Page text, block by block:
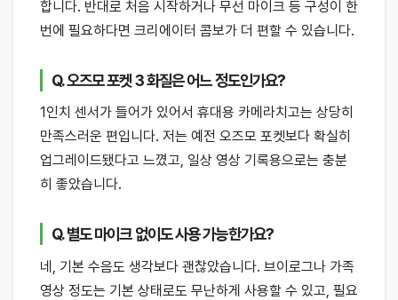
합니다. 반대로 처음 시작하거나 무선 마이크 등 구성이 한
번에 필요하다면 크리에이터 콤보가 더 편할 수 있습니다.
Q. 오즈모 포켓 3 화질은 어느 정도인가요?
1인치 센서가 들어가 있어서 휴대용 카메라치고는 상당히
만족스러운 편입니다. 저는 예전 오즈모 포켓보다 확실히
업그레이드됐다고 느꼈고, 일상 영상 기록용으로는 충분
히 좋았습니다.
Q. 별도 마이크 없이도 사용 가능한가요?
네, 기본 수음도 생각보다 괜찮았습니다. 브이로그나 가족
영상 정도는 기본 상태로도 무난하게 사용할 수 있고, 필요